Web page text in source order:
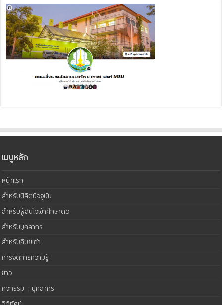
เมนูหลัก
หน้าแรก
สำหรับนิสิตปัจจุบัน
สำหรับผู้สนใจเข้าศึกษาต่อ
สำหรับบุคลากร
สำหรับศิษย์เก่า
การจัดการความรู้
ข่าว
กิจกรรม : บุคลากร